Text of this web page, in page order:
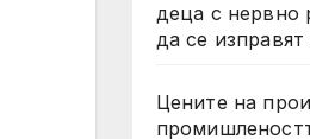
деца с нервно
да се
Цените на